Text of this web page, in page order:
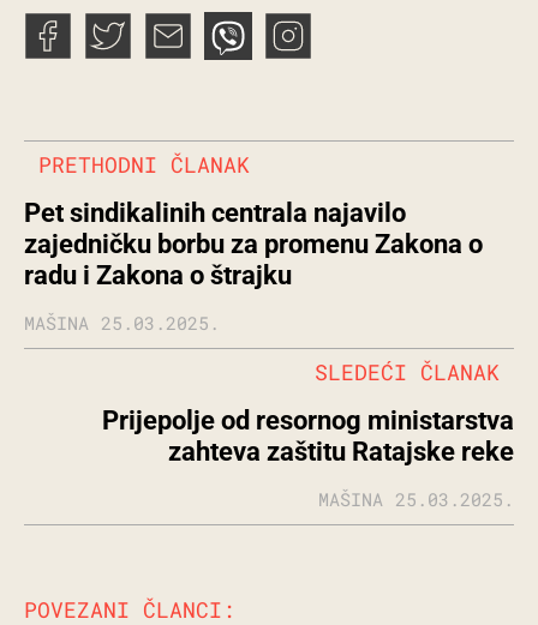
PRETHODNI ČLANAK
Pet sindikalinih centrala najavilo
zajedničku borbu za promenu Zakona o
radu i Zakona o štrajku
MAŠINA 25.03.2025.
Prijepolje od resornog ministarstva
zahteva zaštitu Ratajske reke
SLEDEĆI ČLANAK
MAŠINA 25.03.2025.
POVEZANI ČLANCI: